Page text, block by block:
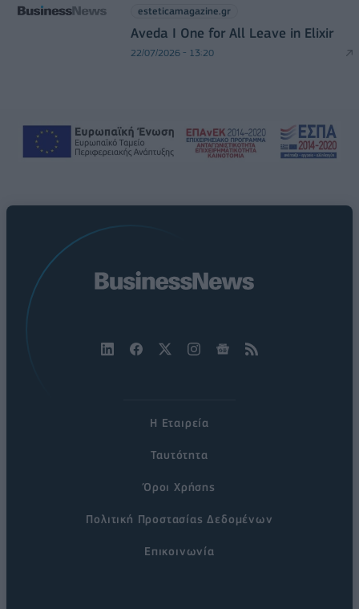
esteticamagazine.gr
Aveda I One for All Leave in Elixir
22/07/2026 - 13:20
Η Εταιρεία
Ταυτότητα
Όροι Χρήσης
Πολιτική Προστασίας Δεδομένων
Επικοινωνία